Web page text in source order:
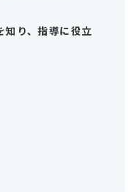
り、指導に役立